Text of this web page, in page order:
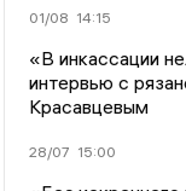
01/08 14:15
«В инкассации
интервью с
Красавцевым
28/07 15:00